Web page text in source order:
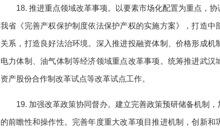
18. 推进重点领域改革事项。以要素市场化配置为重点，
我省《完善产权保护制度依法保护产权的实施方案》，打造
关系，打造良好法治环境。深入推进投融资体制、价格形成
电力体制、油气体制等经济领域重点改革事项。统筹推进武
资产股份合作制改革试点等改革试点工作。
19. 加强改革政策协同督办。建立完善政策预研储备机制
的前瞻性和操作性。完善年度重大改革项目推进机制，创新